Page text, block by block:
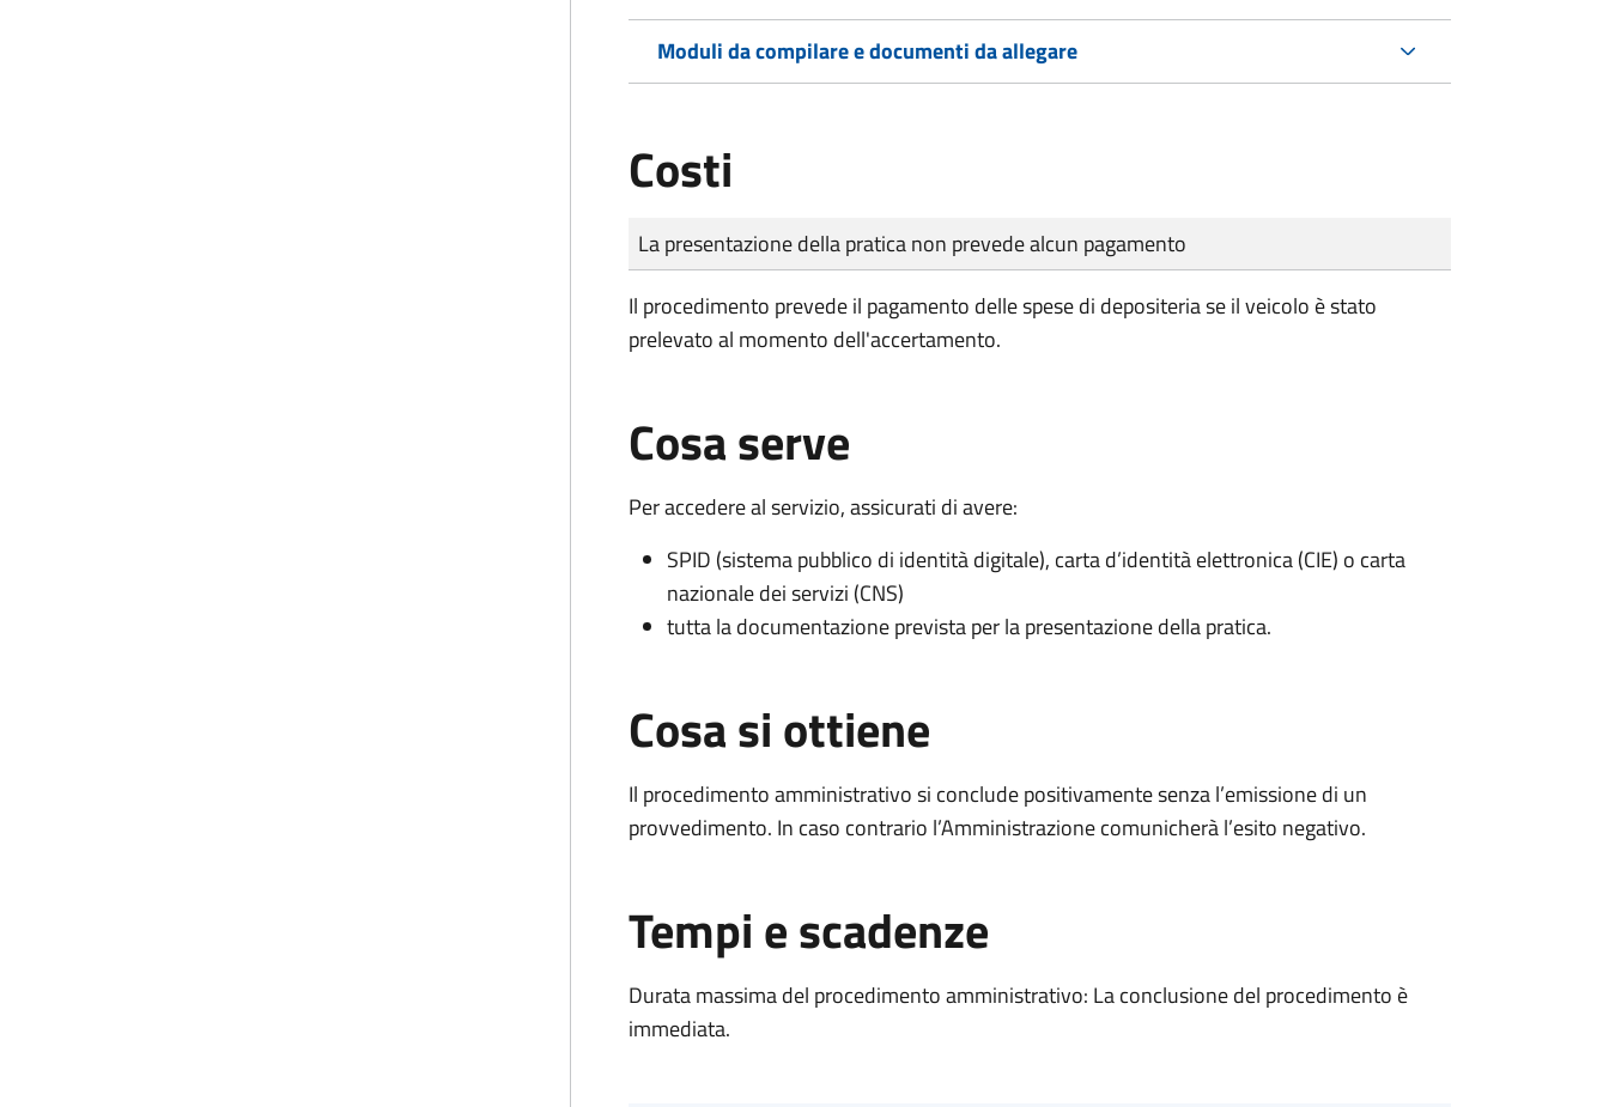
Moduli da compilare e documenti da allegare
Costi
Tipo di pagamento
Importo
La presentazione della pratica non prevede alcun pagamento
Il procedimento prevede il pagamento delle spese di depositeria se il veicolo è stato
prelevato al momento dell'accertamento.
Cosa serve
Per accedere al servizio, assicurati di avere:
SPID (sistema pubblico di identità digitale), carta d’identità elettronica (CIE) o carta
nazionale dei servizi (CNS)
tutta la documentazione prevista per la presentazione della pratica.
Cosa si ottiene
Il procedimento amministrativo si conclude positivamente senza l’emissione di un
provvedimento. In caso contrario l’Amministrazione comunicherà l’esito negativo.
Tempi e scadenze
Durata massima del procedimento amministrativo: La conclusione del procedimento è
immediata.